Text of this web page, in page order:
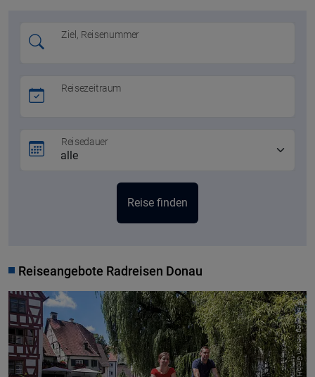
Ziel, Reisenummer
Reisezeitraum
Reisedauer
Reiseangebote Radreisen Donau
© Radweg Reisen GmbH